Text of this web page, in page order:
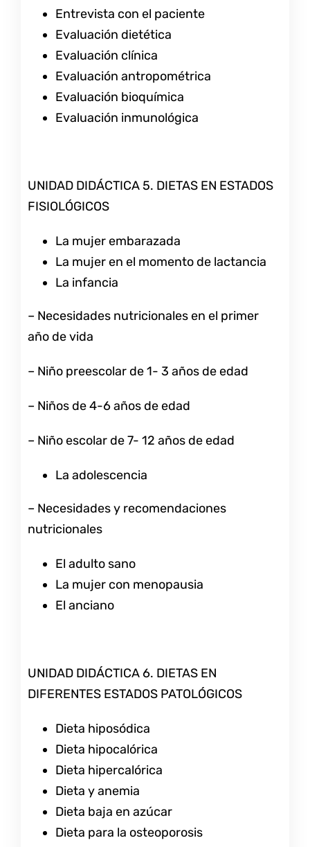
Entrevista con el paciente
Evaluación dietética
Evaluación clínica
Evaluación antropométrica
Evaluación bioquímica
Evaluación inmunológica
UNIDAD DIDÁCTICA 5. DIETAS EN ESTADOS
FISIOLÓGICOS
La mujer embarazada
La mujer en el momento de lactancia
La infancia
– Necesidades nutricionales en el primer
año de vida
– Niño preescolar de 1- 3 años de edad
– Niños de 4-6 años de edad
– Niño escolar de 7- 12 años de edad
La adolescencia
– Necesidades y recomendaciones
nutricionales
El adulto sano
La mujer con menopausia
El anciano
UNIDAD DIDÁCTICA 6. DIETAS EN
DIFERENTES ESTADOS PATOLÓGICOS
Dieta hiposódica
Dieta hipocalórica
Dieta hipercalórica
Dieta y anemia
Dieta baja en azúcar
Dieta para la osteoporosis